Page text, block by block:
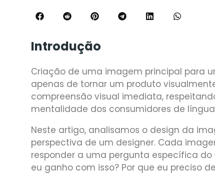
Introdução
Criação de uma imagem principal para
apenas de tornar um produto
compreensão visual imediata,
mentalidade dos consumidores de
Neste artigo, analisamos o design da
perspectiva de um designer. Cada
responder a uma pergunta específica do
eu ganho com isso? Por que eu preciso